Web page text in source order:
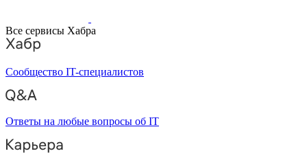
Все сервисы Хабра
Сообщество IT-специалистов
Ответы на любые вопросы об IT